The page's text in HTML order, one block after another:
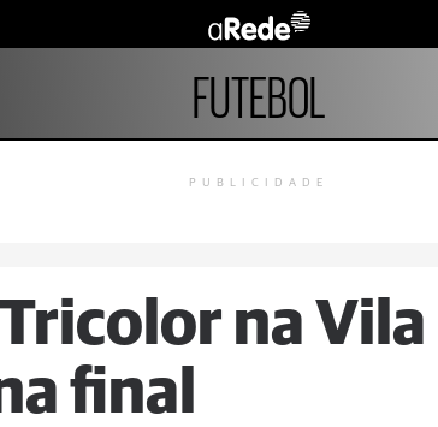
FUTEBOL
PUBLICIDADE
na Vila
final